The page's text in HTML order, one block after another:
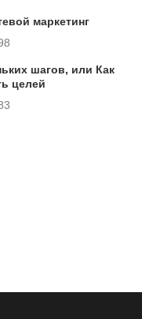
маркетинг
шагов, или Как
целей